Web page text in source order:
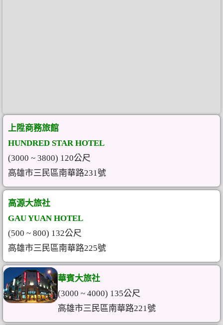
上陞商務旅館
HUNDRED STAR HOTEL
(3000 ~ 3800) 120公尺
高雄市三民區南華路231號
高源大旅社
GAU YUAN HOTEL
(500 ~ 800) 132公尺
高雄市三民區南華路225號
華賓大旅社
(3000 ~ 4000) 135公尺
高雄市三民區南華路221號